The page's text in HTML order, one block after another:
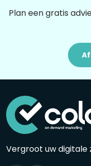
Plan een gratis
Vergroot uw